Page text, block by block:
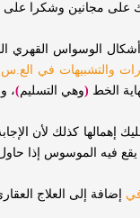
بك على مجانين وشكرا
الوسواس القهري
والتشبيهات في
الخط (وهي التسليم)،
إهمالها كذلك لأن
فيه الموسوس إذا
إضافة إلى العلاج